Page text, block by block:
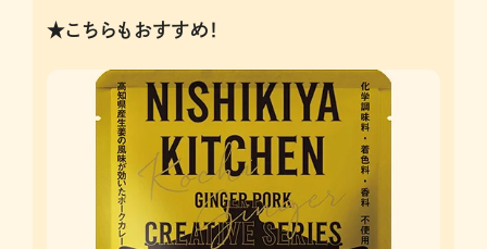
★こちらもおすすめ！